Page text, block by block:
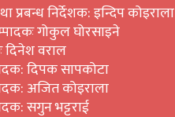
प्रबन्ध निर्देशक: इन्दिप कोइराला
गोकुल घोरसाइने
दिनेश वराल
दिपक सापकोटा
अजित कोइराला
सगुन भट्टराई